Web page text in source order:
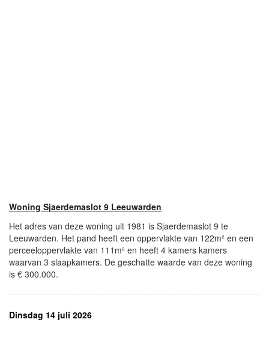
Woning Sjaerdemaslot 9 Leeuwarden
Het adres van deze woning uit 1981 is Sjaerdemaslot 9 te
Leeuwarden. Het pand heeft een oppervlakte van 122m² en een
perceeloppervlakte van 111m² en heeft 4 kamers kamers
waarvan 3 slaapkamers. De geschatte waarde van deze woning
is € 300.000.
Dinsdag 14 juli 2026